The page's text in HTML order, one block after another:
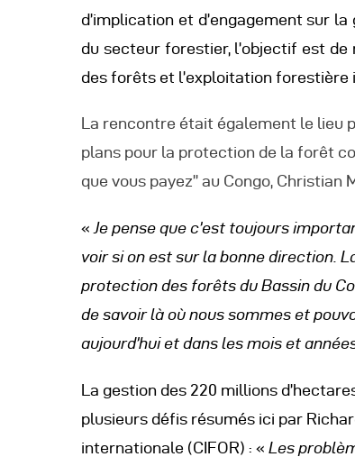
d’implication et d’engagement sur
du secteur forestier, l’objectif est
des forêts et l’exploitation forestière
La rencontre était également le lieu
plans pour la protection de la forêt
que vous payez’’ au Congo,
« Je pense que c’est toujours
voir si on est sur la bonne direction.
protection des forêts du Bassin du
de savoir là où nous sommes et
aujourd’hui et dans les mois et
La gestion des 220 millions
plusieurs défis résumés ici par
internationale (CIFOR) : « Les